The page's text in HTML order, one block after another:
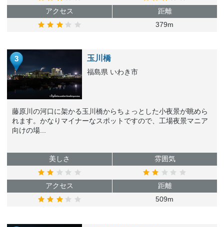
アクセス
距離
379m
3 玉川橋
福島県 いわき市
藤原川の河口に架かる玉川橋からちょっとした小夜景が眺めら
れます。かなりマイナーなスポットですので、工場夜景マニア
向けの場...
美しさ 雰囲気
アクセス
距離
509m